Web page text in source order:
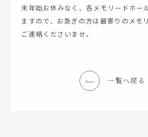
末年始お休みなく、各メモリードホー
ますので、お急ぎの方は最寄りのメモ
ご連絡くださいませ。
一覧へ戻る